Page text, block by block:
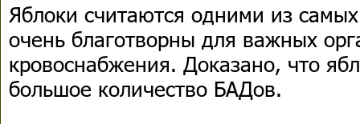
Яблоки считаются одними из
очень благотворны для важных
кровоснабжения. Доказано, что
большое количество БАДов.